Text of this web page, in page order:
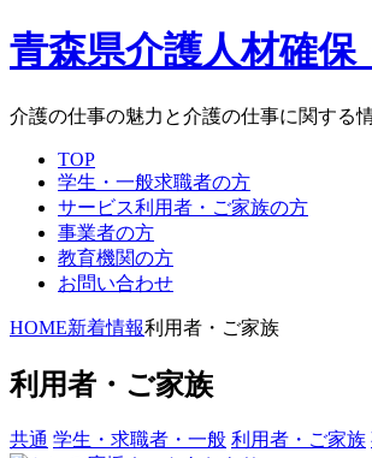
青森県介護人材確
介護の仕事の魅力と介護の仕事に関する
TOP
学生・一般求職者の方
サービス利用者・ご家族の方
事業者の方
教育機関の方
お問い合わせ
HOME新着情報利用者・ご家族
利用者・ご家族
共通 学生・求職者・一般 利用者・ご家族